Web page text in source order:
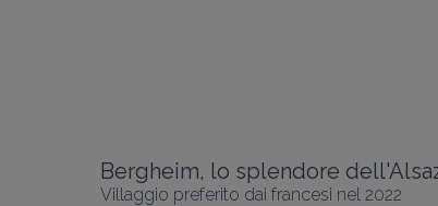
Bergheim, lo splendore
Villaggio preferito dai francesi nel 2022